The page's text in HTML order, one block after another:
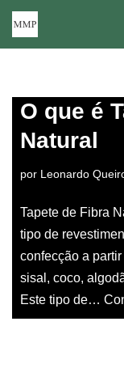
conteúdo
O que é
Natural
por Leonardo
Tapete de Fibra
tipo de
confecção a
sisal, coco,
Este tipo de…